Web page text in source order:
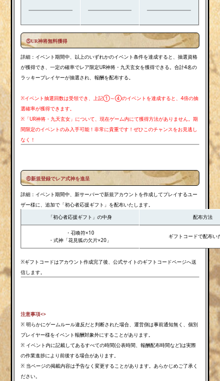
⑤UR神将無料獲得
詳細：イベント期間中、以上のいずれかのイベント条件を達成すると、抽選資格
が獲得でき、一定の確率でレア限定UR神将・九天玄女を獲得できる。合計4名の
ラッキープレイヤーが抽選され、報酬を配布する。
※イベント抽選回数は受領でき、上記①～④のイベントを達成すると、4倍の抽
選確率が獲得できます。
※「UR神将・九天玄女」について、現在ゲーム内にて獲得方法がありません。期
間限定のイベントのみ入手可能！非常に貴重です！ぜひこのチャンスをお見逃し
なく！
⑥新規登録でレア式神を進呈
詳細：イベント期間中、新サーバーで新規アカウントを作成してプレイするユー
ザー様に、追加で「初心者応援ギフト」を配布いたします。
「初心者応援ギフト」の中身
配布方法
・召喚符×10
・式神「花見狐の欠片×20」
ギフトコードで配布い
※ギフトコードはアカウント作成完了後、公式サイトのギフトコードページへ送
信します。
注意事項<>
※ 明らかにゲームルール違反だと判断された場合、運営側は事前通知無く、個別
プレイヤー様をイベント報酬対象外にすることがあります。
※ イベント内に記載してあるすべての時間(公表時間、報酬配布時間など)は実際
の作業進捗により前後する場合があります。
※ 当ページの掲載内容は予告なく変更することがあります。あらかじめご了承く
ださい。